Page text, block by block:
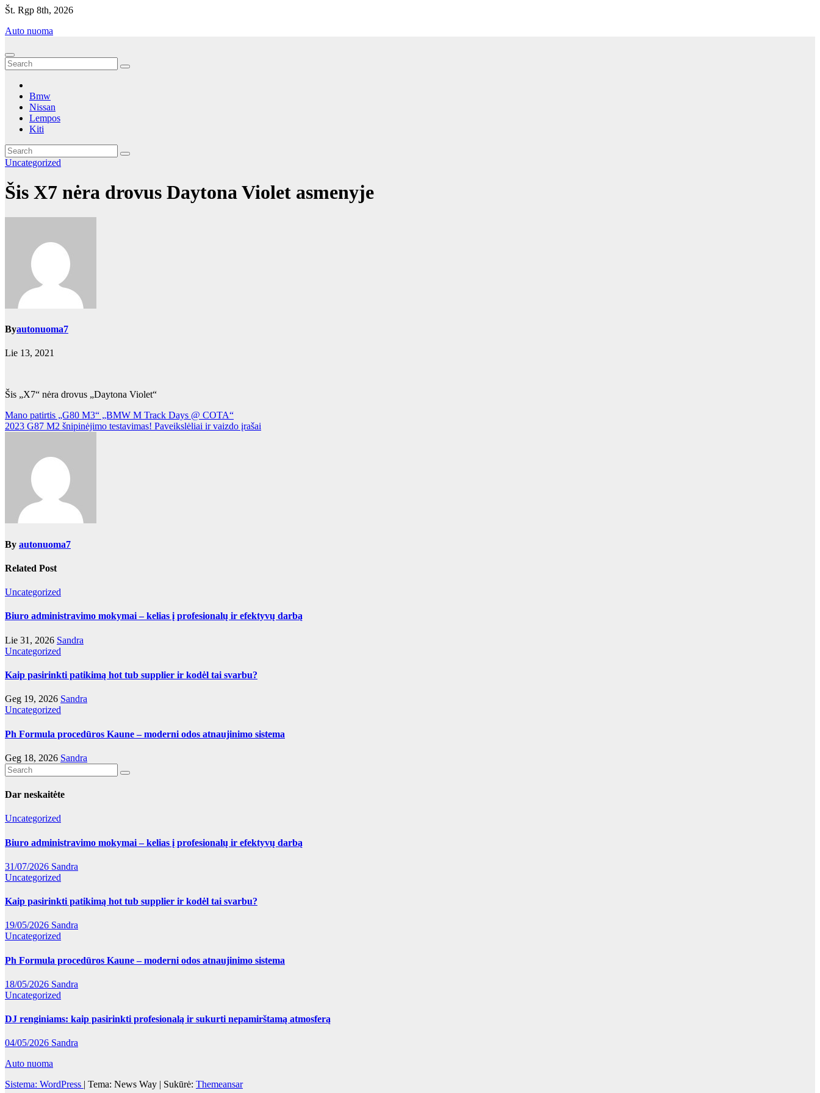
Eiti
turinio
Št. Rgp 8th, 2026
Auto nuoma
Bmw
Nissan
Lempos
Kiti
Uncategorized
Šis X7 nėra drovus Daytona Violet asmenyje
Byautonuoma7
Lie 13, 2021
Šis „X7“ nėra drovus „Daytona Violet“
Navigacija
tarp
Mano patirtis „G80 M3“ „BMW M Track Days @ COTA“
2023 G87 M2 šnipinėjimo testavimas! Paveikslėliai ir vaizdo įrašai
By autonuoma7
Related Post
Uncategorized
Biuro administravimo mokymai – kelias į profesionalų ir efektyvų darbą
Lie 31, 2026 Sandra
Uncategorized
Kaip pasirinkti patikimą hot tub supplier ir kodėl tai svarbu?
Geg 19, 2026 Sandra
Uncategorized
Ph Formula procedūros Kaune – moderni odos atnaujinimo sistema
Geg 18, 2026 Sandra
Dar neskaitėte
Uncategorized
Biuro administravimo mokymai – kelias į profesionalų ir efektyvų darbą
31/07/2026 Sandra
Uncategorized
Kaip pasirinkti patikimą hot tub supplier ir kodėl tai svarbu?
19/05/2026 Sandra
Uncategorized
Ph Formula procedūros Kaune – moderni odos atnaujinimo sistema
18/05/2026 Sandra
Uncategorized
DJ renginiams: kaip pasirinkti profesionalą ir sukurti nepamirštamą atmosferą
04/05/2026 Sandra
Auto nuoma
Sistema: WordPress
Tema: News Way | Sukūrė: Themeansar